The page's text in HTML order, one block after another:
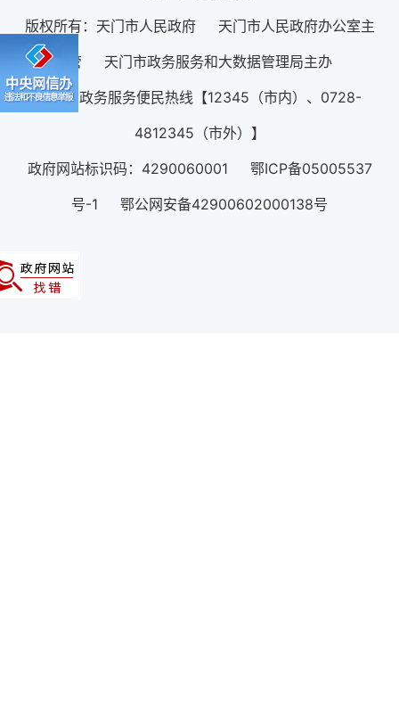
版权所有：天门市人民政府 天门市人民政府办公室主
管 天门市政务服务和大数据管理局主办
12345政务服务便民热线【12345（市内）、0728-
4812345（市外）】
政府网站标识码：4290060001 鄂ICP备05005537
号-1 鄂公网安备42900602000138号